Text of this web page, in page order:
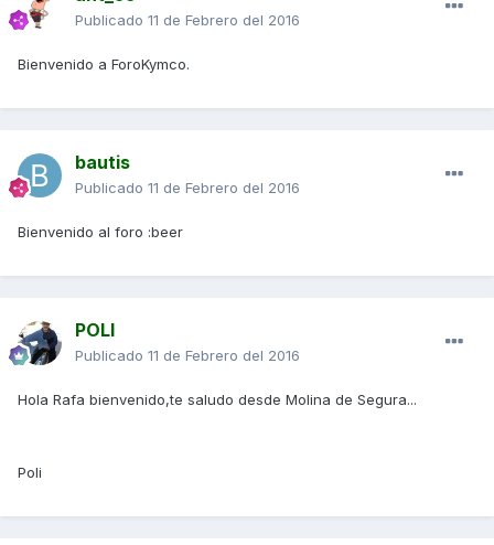
Publicado 11 de Febrero del 2016
Bienvenido a ForoKymco.
bautis
Publicado 11 de Febrero del 2016
Bienvenido al foro :beer
POLI
Publicado 11 de Febrero del 2016
Hola Rafa bienvenido,te saludo desde Molina de Segura...
Poli